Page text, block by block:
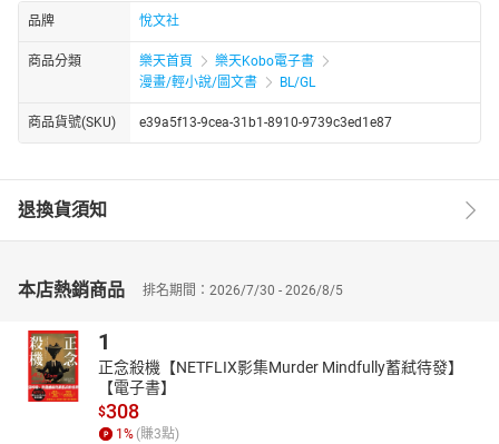
品牌 悅文社
商品分類 樂天首頁
樂天Kobo電子書
漫畫/輕小說/圖文書
BL/GL
商品貨號(SKU) e39a5f13-9cea-31b1-8910-9739c3ed1e87
退換貨須知
本店熱銷商品 排名期間：2026/7/30 - 2026/8/5
1
正念殺機【NETFLIX影集Murder Mindfully蓄弒待發】
【電子書】
$308
1% (賺3點)